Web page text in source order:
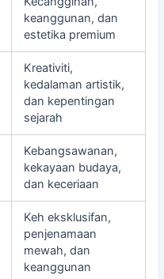
keanggunan, dan
estetika premium
Kreativiti,
kedalaman artistik,
dan kepentingan
sejarah
Kebangsawanan,
kekayaan budaya,
dan keceriaan
Keh eksklusifan,
penjenamaan
mewah, dan
keanggunan